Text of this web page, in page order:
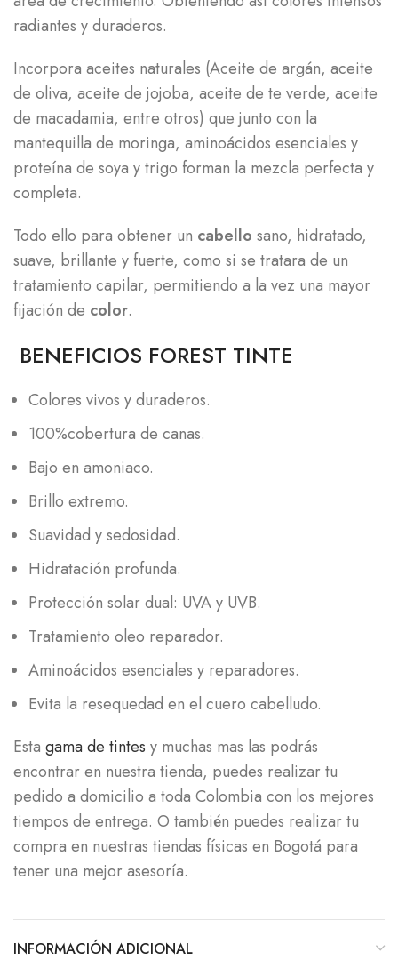
radiantes y duraderos.
Incorpora aceites naturales (Aceite de argán, aceite
de oliva, aceite de jojoba, aceite de te verde, aceite
de macadamia, entre otros) que junto con la
mantequilla de moringa, aminoácidos esenciales y
proteína de soya y trigo forman la mezcla perfecta y
completa.
Todo ello para obtener un cabello sano, hidratado,
suave, brillante y fuerte, como si se tratara de un
tratamiento capilar, permitiendo a la vez una mayor
fijación de color.
BENEFICIOS FOREST TINTE
Colores vivos y duraderos.
100%cobertura de canas.
Bajo en amoniaco.
Brillo extremo.
Suavidad y sedosidad.
Hidratación profunda.
Protección solar dual: UVA y UVB.
Tratamiento oleo reparador.
Aminoácidos esenciales y reparadores.
Evita la resequedad en el cuero cabelludo.
Esta gama de tintes y muchas mas las podrás
encontrar en nuestra tienda, puedes realizar tu
pedido a domicilio a toda Colombia con los mejores
tiempos de entrega. O también puedes realizar tu
compra en nuestras tiendas físicas en Bogotá para
tener una mejor asesoría.
INFORMACIÓN ADICIONAL